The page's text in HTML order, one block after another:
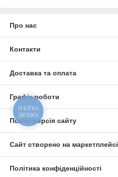
Про нас
Контакти
Доставка та оплата
Графік роботи
Повна версія сайту
Сайт створено на маркетплейсі
Політика конфіденційності
КНОПКА
ЗВ'ЯЗКУ